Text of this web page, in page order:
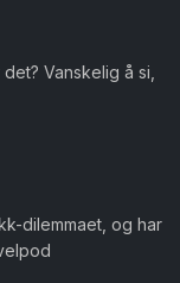
Vanskelig å si,
dilemmaet, og har